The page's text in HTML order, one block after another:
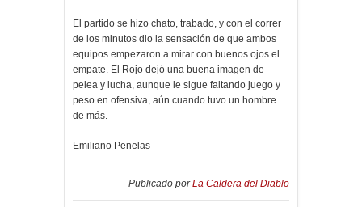
El partido se hizo chato, trabado, y con el correr
de los minutos dio la sensación de que ambos
equipos empezaron a mirar con buenos ojos el
empate. El Rojo dejó una buena imagen de
pelea y lucha, aunque le sigue faltando juego y
peso en ofensiva, aún cuando tuvo un hombre
de más.
Emiliano Penelas
Publicado porLa Caldera del Diablo